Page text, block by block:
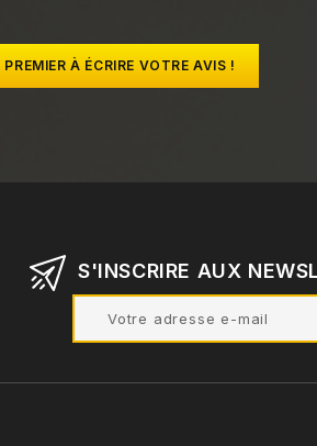
PREMIER À ÉCRIRE VOTRE AVIS !
S'INSCRIRE AUX